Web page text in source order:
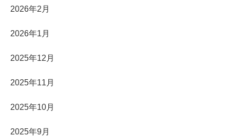
2026年2月
2026年1月
2025年12月
2025年11月
2025年10月
2025年9月